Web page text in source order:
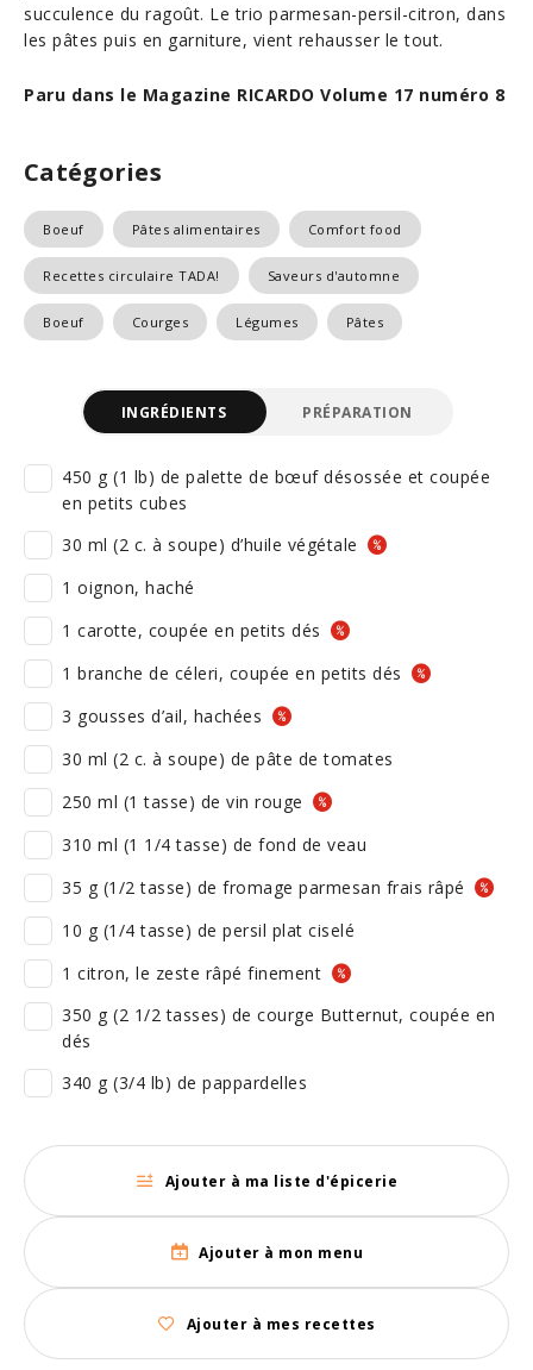
succulence du ragoût. Le trio parmesan-persil-citron, dans
les pâtes puis en garniture, vient rehausser le tout.
Paru dans le Magazine RICARDO Volume 17 numéro 8
Catégories
Boeuf Pâtes alimentaires Comfort food
Recettes circulaire TADA! Saveurs d'automne
Boeuf Courges Légumes Pâtes
INGRÉDIENTS PRÉPARATION
450 g (1 lb) de palette de bœuf désossée et coupée
en petits cubes
30 ml (2 c. à soupe) d’huile végétale
1 oignon, haché
1 carotte, coupée en petits dés
1 branche de céleri, coupée en petits dés
3 gousses d’ail, hachées
30 ml (2 c. à soupe) de pâte de tomates
250 ml (1 tasse) de vin rouge
310 ml (1 1/4 tasse) de fond de veau
35 g (1/2 tasse) de fromage parmesan frais râpé
10 g (1/4 tasse) de persil plat ciselé
1 citron, le zeste râpé finement
350 g (2 1/2 tasses) de courge Butternut, coupée en
dés
340 g (3/4 lb) de pappardelles
Ajouter à ma liste d'épicerie
Ajouter à mon menu
Ajouter à mes recettes